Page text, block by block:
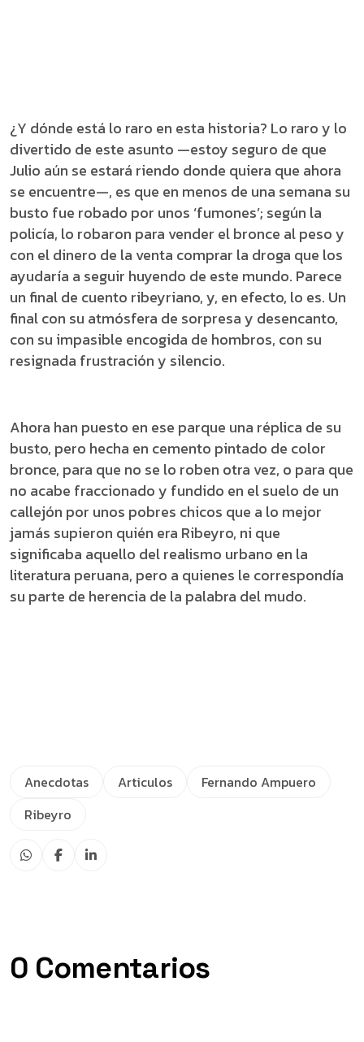
¿Y dónde está lo raro en esta historia? Lo raro y lo
divertido de este asunto —estoy seguro de que
Julio aún se estará riendo donde quiera que ahora
se encuentre—, es que en menos de una semana su
busto fue robado por unos ‘fumones’; según la
policía, lo robaron para vender el bronce al peso y
con el dinero de la venta comprar la droga que los
ayudaría a seguir huyendo de este mundo. Parece
un final de cuento ribeyriano, y, en efecto, lo es. Un
final con su atmósfera de sorpresa y desencanto,
con su impasible encogida de hombros, con su
resignada frustración y silencio.
Ahora han puesto en ese parque una réplica de su
busto, pero hecha en cemento pintado de color
bronce, para que no se lo roben otra vez, o para que
no acabe fraccionado y fundido en el suelo de un
callejón por unos pobres chicos que a lo mejor
jamás supieron quién era Ribeyro, ni que
significaba aquello del realismo urbano en la
literatura peruana, pero a quienes le correspondía
su parte de herencia de la palabra del mudo.
Anecdotas Articulos
Fernando Ampuero
Ribeyro
0 Comentarios